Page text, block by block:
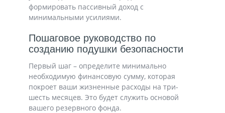
формировать пассивный доход с
минимальными усилиями.
Пошаговое руководство по
созданию подушки безопасности
Первый шаг – определите минимально
необходимую финансовую сумму, которая
покроет ваши жизненные расходы на три-
шесть месяцев. Это будет служить основой
вашего резервного фонда.